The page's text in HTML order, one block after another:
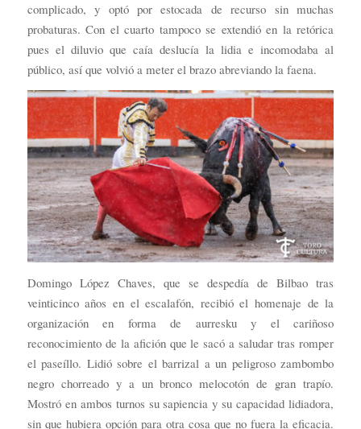
complicado, y optó por estocada de recurso sin muchas
probaturas. Con el cuarto tampoco se extendió en la retórica
pues el diluvio que caía deslucía la lidia e incomodaba al
público, así que volvió a meter el brazo abreviando la faena.
Domingo López Chaves, que se despedía de Bilbao tras
veinticinco años en el escalafón, recibió el homenaje de la
organización en forma de aurresku y el cariñoso
reconocimiento de la afición que le sacó a saludar tras romper
el paseíllo. Lidió sobre el barrizal a un peligroso zambombo
negro chorreado y a un bronco melocotón de gran trapío.
Mostró en ambos turnos su sapiencia y su capacidad lidiadora,
sin que hubiera opción para otra cosa que no fuera la eficacia.